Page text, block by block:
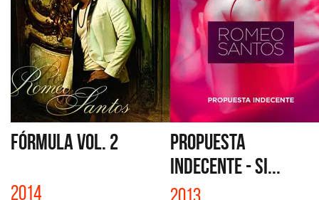
FÓRMULA VOL. 2
2014
PROPUESTA
INDECENTE - SI...